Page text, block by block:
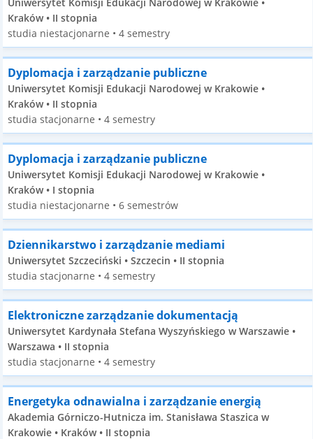
Kraków • II stopnia
studia niestacjonarne • 4 semestry
Dyplomacja i zarządzanie publiczne
Uniwersytet Komisji Edukacji Narodowej w Krakowie •
Kraków • II stopnia
studia stacjonarne • 4 semestry
Dyplomacja i zarządzanie publiczne
Uniwersytet Komisji Edukacji Narodowej w Krakowie •
Kraków • I stopnia
studia niestacjonarne • 6 semestrów
Dziennikarstwo i zarządzanie mediami
Uniwersytet Szczeciński • Szczecin • II stopnia
studia stacjonarne • 4 semestry
Elektroniczne zarządzanie dokumentacją
Uniwersytet Kardynała Stefana Wyszyńskiego w Warszawie •
Warszawa • II stopnia
studia stacjonarne • 4 semestry
Energetyka odnawialna i zarządzanie energią
Akademia Górniczo-Hutnicza im. Stanisława Staszica w
Krakowie • Kraków • II stopnia